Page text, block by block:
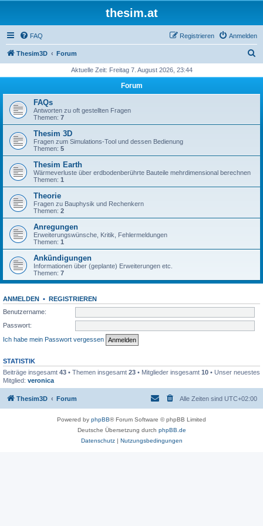
thesim.at
FAQ Anmelden
Registrieren
Thesim3D Forum
h
Aktuelle Zeit: Freitag 7. August 2026, 23:44
Forum
FAQs
Antworten zu oft gestellten Fragen
Themen: 7
Thesim 3D
Fragen zum Simulations-Tool und dessen Bedienung
Themen: 5
Thesim Earth
Wärmeverluste über erdbodenberührte Bauteile mehrdimensional berechnen
Themen: 1
Theorie
Fragen zu Bauphysik und Rechenkern
Themen: 2
Anregungen
Erweiterungswünsche, Kritik, Fehlermeldungen
Themen: 1
Ankündigungen
Informationen über (geplante) Erweiterungen etc.
Themen: 7
ANMELDEN • REGISTRIEREN
Benutzername:
Passwort:
Ich habe mein Passwort vergessen
STATISTIK
Beiträge insgesamt 43 • Themen insgesamt 23 • Mitglieder insgesamt 10 • Unser neuestes
Mitglied: veronica
Thesim3D Forum Alle Zeiten sind UTC+02:00
Powered by phpBB® Forum Software © phpBB Limited
Deutsche Übersetzung durch phpBB.de
Datenschutz| Nutzungsbedingungen